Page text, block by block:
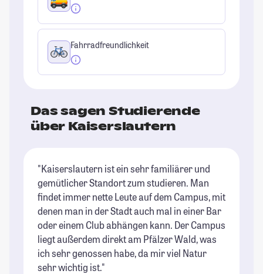
Fahrradfreundlichkeit
Das sagen Studierende
über Kaiserslautern
"Kaiserslautern ist ein sehr familiärer und
gemütlicher Standort zum studieren. Man
findet immer nette Leute auf dem Campus, mit
denen man in der Stadt auch mal in einer Bar
oder einem Club abhängen kann. Der Campus
liegt außerdem direkt am Pfälzer Wald, was
ich sehr genossen habe, da mir viel Natur
sehr wichtig ist."